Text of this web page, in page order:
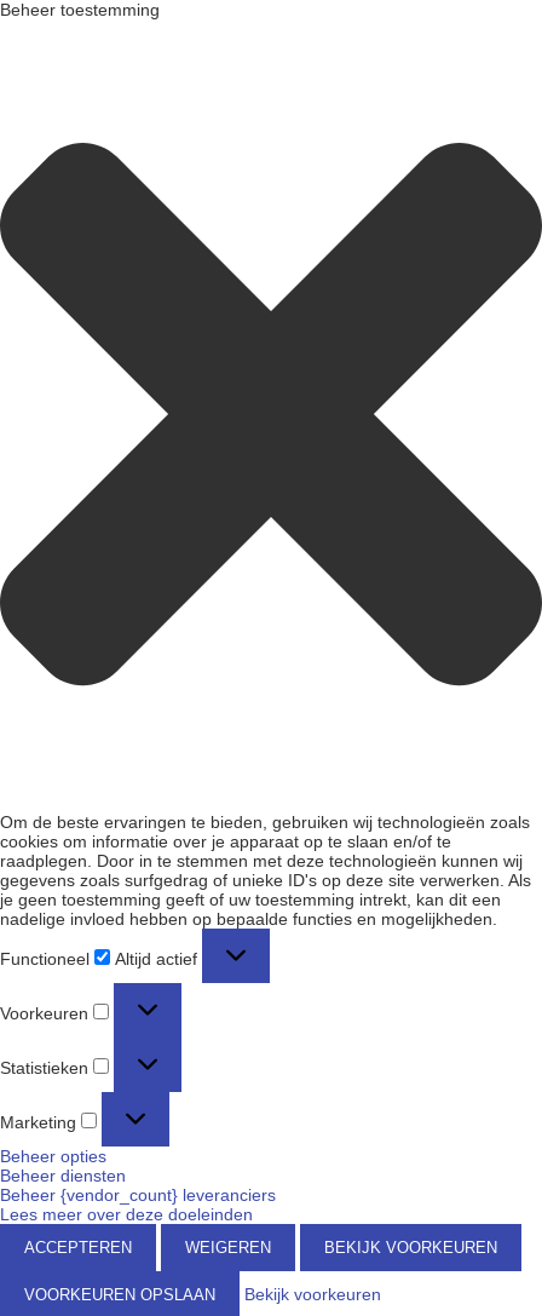
Beheer toestemming
Om de beste ervaringen te bieden, gebruiken wij technologieën zoals
cookies om informatie over je apparaat op te slaan en/of te
raadplegen. Door in te stemmen met deze technologieën kunnen wij
gegevens zoals surfgedrag of unieke ID's op deze site verwerken. Als
je geen toestemming geeft of uw toestemming intrekt, kan dit een
nadelige invloed hebben op bepaalde functies en mogelijkheden.
Functioneel Altijd actief
Voorkeuren
Statistieken
Marketing
Beheer opties
Beheer diensten
Beheer {vendor_count} leveranciers
Lees meer over deze doeleinden
ACCEPTEREN WEIGEREN BEKIJK VOORKEUREN
VOORKEUREN OPSLAAN
Bekijk voorkeuren